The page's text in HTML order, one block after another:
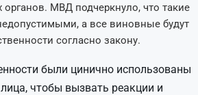
органов. МВД подчеркнуло, что такие
а все виновные будут
согласно закону.
были цинично использованы
чтобы вызвать реакции и